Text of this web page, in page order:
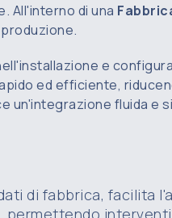
All'interno di una
e
ed efficiente,
un'integrazione fluida e
di fabbrica, facilita